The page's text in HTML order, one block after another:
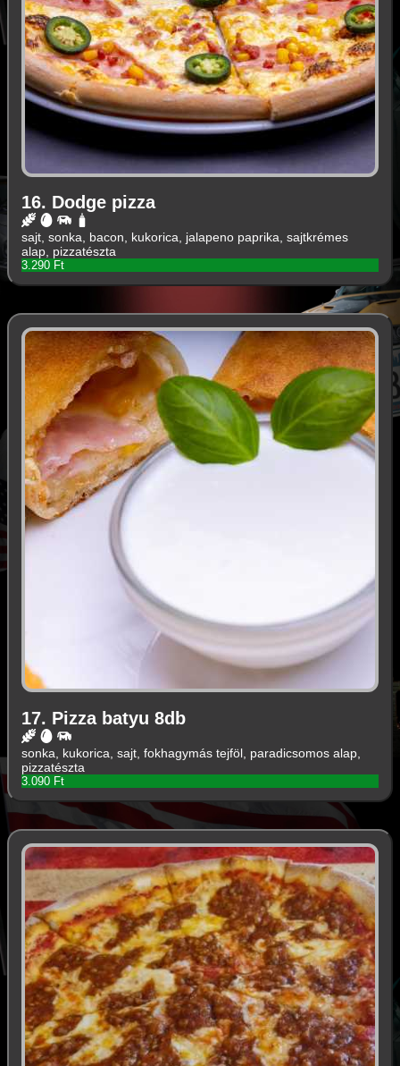
16. Dodge pizza
sajt, sonka, bacon, kukorica, jalapeno paprika, sajtkrémes
alap, pizzatészta
3.290 Ft
17. Pizza batyu 8db
sonka, kukorica, sajt, fokhagymás tejföl, paradicsomos alap,
pizzatészta
3.090 Ft